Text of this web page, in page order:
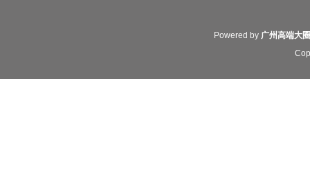
Powered by 广州高端大